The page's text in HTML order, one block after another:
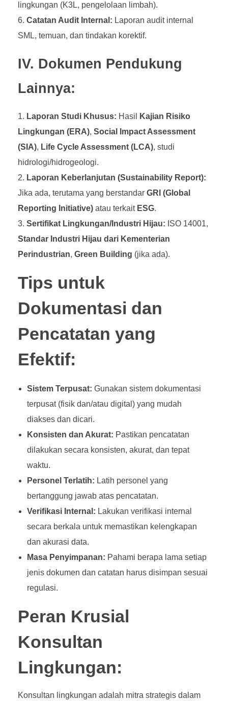
lingkungan (K3L, pengelolaan limbah).
Catatan Audit Internal: Laporan audit internal
SML, temuan, dan tindakan korektif.
IV. Dokumen Pendukung
Lainnya:
Laporan Studi Khusus: Hasil
Kajian Risiko
Lingkungan (ERA), Social Impact Assessment
(SIA), Life Cycle Assessment (LCA), studi
hidrologi/hidrogeologi.
Laporan Keberlanjutan (Sustainability Report):
Jika ada, terutama yang berstandar GRI (Global
Reporting Initiative) atau terkait ESG.
Sertifikat Lingkungan/Industri Hijau: ISO 14001,
Standar Industri Hijau dari Kementerian
Perindustrian, Green Building (jika ada).
Tips untuk
Dokumentasi dan
Pencatatan yang
Efektif:
Sistem Terpusat: Gunakan sistem dokumentasi
terpusat (fisik dan/atau digital) yang mudah
diakses dan dicari.
Konsisten dan Akurat: Pastikan pencatatan
dilakukan secara konsisten, akurat, dan tepat
waktu.
Personel Terlatih: Latih personel yang
bertanggung jawab atas pencatatan.
Verifikasi Internal: Lakukan verifikasi internal
secara berkala untuk memastikan kelengkapan
dan akurasi data.
Masa Penyimpanan: Pahami berapa lama setiap
jenis dokumen dan catatan harus disimpan sesuai
regulasi.
Peran Krusial
Konsultan
Lingkungan:
Konsultan lingkungan adalah mitra strategis dalam